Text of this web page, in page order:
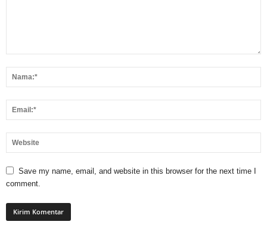
Save my name, email, and website in this browser for the next time I
comment.